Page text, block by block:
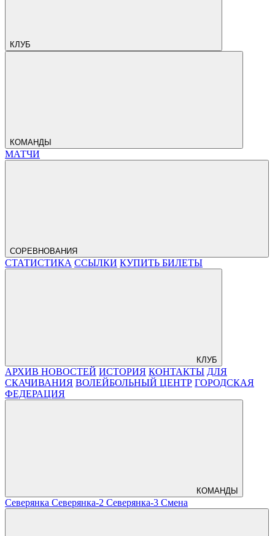
КЛУБ
КОМАНДЫ
МАТЧИ
СОРЕВНОВАНИЯ
СТАТИСТИКА ССЫЛКИ КУПИТЬ БИЛЕТЫ
КЛУБ
АРХИВ НОВОСТЕЙ ИСТОРИЯ КОНТАКТЫ ДЛЯ
СКАЧИВАНИЯ ВОЛЕЙБОЛЬНЫЙ ЦЕНТР ГОРОДСКАЯ
ФЕДЕРАЦИЯ
КОМАНДЫ
Северянка Северянка-2 Северянка-3 Смена